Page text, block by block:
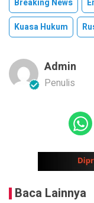
Breaking News
Kuasa Hukum
Admin
Penulis
Baca Lainnya